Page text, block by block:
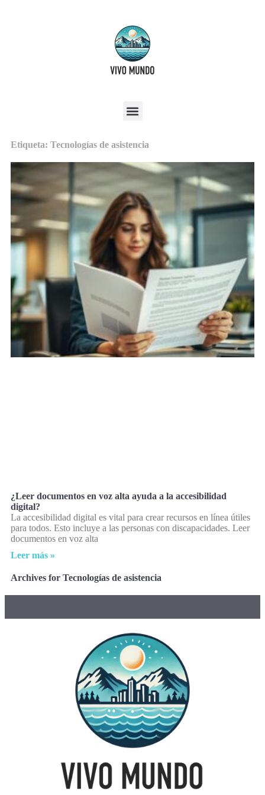
Etiqueta: Tecnologías de asistencia
¿Leer documentos en voz alta ayuda a la accesibilidad
digital?
La accesibilidad digital es vital para crear recursos en línea útiles
para todos. Esto incluye a las personas con discapacidades. Leer
documentos en voz alta
Leer más »
Archives for Tecnologías de asistencia